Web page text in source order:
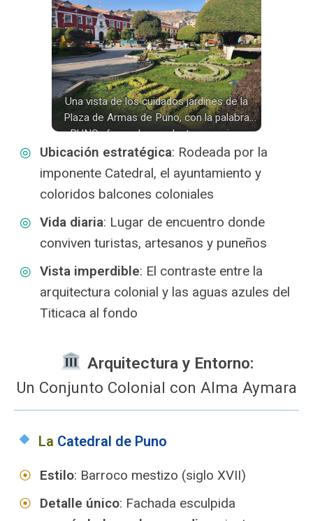
Una vista de los cuidados jardines de la
Plaza de Armas de Puno, con la palabra
«PUNO» formada por plantas en primer
plano.
Ubicación estratégica: Rodeada por la
imponente Catedral, el ayuntamiento y
coloridos balcones coloniales
Vida diaria: Lugar de encuentro donde
conviven turistas, artesanos y puneños
Vista imperdible: El contraste entre la
arquitectura colonial y las aguas azules del
Titicaca al fondo
️ Arquitectura y Entorno:
Un Conjunto Colonial con Alma Aymara
La Catedral de Puno
Estilo: Barroco mestizo (siglo XVII)
Detalle único: Fachada esculpida